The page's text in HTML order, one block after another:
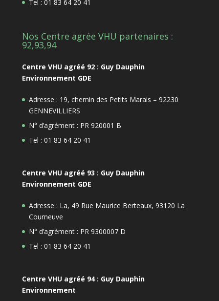
Tel : 01 83 64 20 41
Nos Centre agrée VHU partenaires :
92,93,94
Centre VHU agréé 92 : Guy Dauphin
Environnement GDE
Adresse : 19, chemin des Petits Marais – 92230
GENNEVILLIERS
N° d’agrément : PR 920001 B
Tel : 01 83 64 20 41
Centre VHU agréé 93 : Guy Dauphin
Environnement GDE
Adresse : La, 49 Rue Maurice Berteaux, 93120 La
Courneuve
N° d’agrément : PR 9300007 D
Tel : 01 83 64 20 41
Centre VHU agréé 94 : Guy Dauphin
Environnement